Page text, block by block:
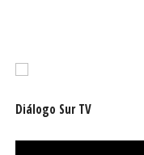
Diálogo Sur TV